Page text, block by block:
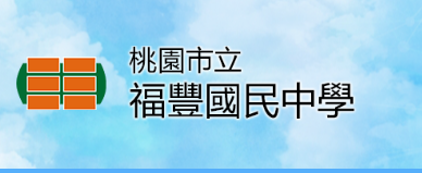
移至網頁之主要內容區位置